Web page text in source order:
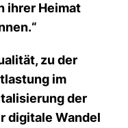
ihrer Heimat
zu der
im
der
digitale Wandel